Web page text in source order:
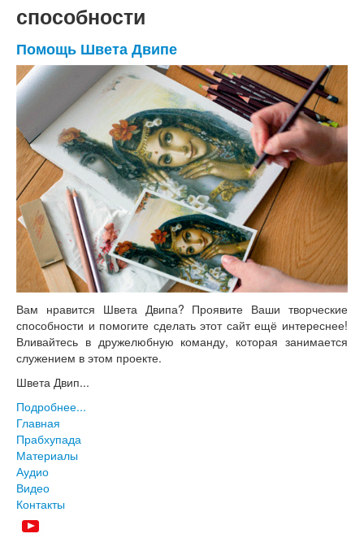
способности
Помощь Швета Двипе
Вам нравится Швета Двипа? Проявите Ваши творческие
способности и помогите сделать этот сайт ещё интереснее!
Вливайтесь в дружелюбную команду, которая занимается
служением в этом проекте.
Швета Двип...
Подробнее...
Главная
Прабхупада
Материалы
Аудио
Видео
Контакты